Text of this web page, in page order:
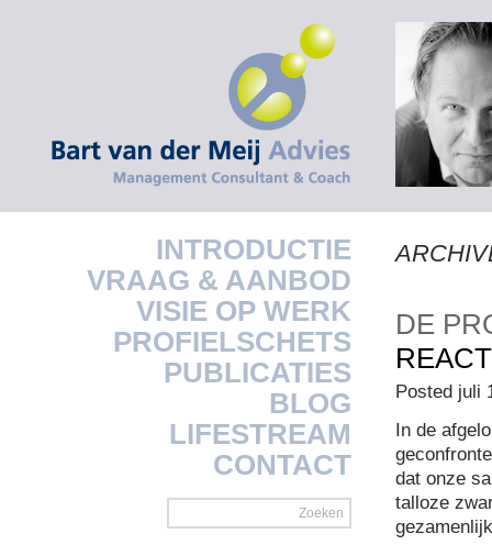
INTRODUCTIE
VRAAG & AANBOD
VISIE OP WERK
PROFIELSCHETS
PUBLICATIES
BLOG
LIFESTREAM
CONTACT
DE
Posted juli
In de
dat onze
talloze